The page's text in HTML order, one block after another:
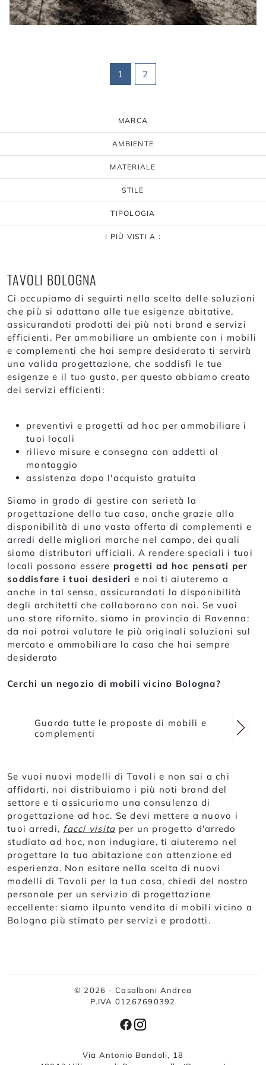
MARCA
AMBIENTE
MATERIALE
STILE
TIPOLOGIA
I PIÙ VISTI A :
1 2
TAVOLI BOLOGNA
Ci occupiamo di seguirti nella scelta delle soluzioni
che più si adattano alle tue esigenze abitative,
assicurandoti prodotti dei più noti brand e servizi
efficienti. Per ammobiliare un ambiente con i mobili
e complementi che hai sempre desiderato ti servirà
una valida progettazione, che soddisfi le tue
esigenze e il tuo gusto, per questo abbiamo creato
dei servizi efficienti:
preventivi e progetti ad hoc per ammobiliare i
tuoi locali
rilievo misure e consegna con addetti al
montaggio
assistenza dopo l'acquisto gratuita
Siamo in grado di gestire con serietà la
progettazione della tua casa, anche grazie alla
disponibilità di una vasta offerta di complementi e
arredi delle migliori marche nel campo, dei quali
siamo distributori ufficiali. A rendere speciali i tuoi
locali possono essere progetti ad hoc pensati per
soddisfare i tuoi desideri e noi ti aiuteremo a
anche in tal senso, assicurandoti la disponibilità
degli architetti che collaborano con noi. Se vuoi
uno store rifornito, siamo in provincia di Ravenna:
da noi potrai valutare le più originali soluzioni sul
mercato e ammobiliare la casa che hai sempre
desiderato
Cerchi un negozio di mobili vicino Bologna?
Guarda tutte le proposte di mobili e
complementi
Se vuoi nuovi modelli di Tavoli e non sai a chi
affidarti, noi distribuiamo i più noti brand del
settore e ti assicuriamo una consulenza di
progettazione ad hoc. Se devi mettere a nuovo i
tuoi arredi, facci visita per un progetto d'arredo
studiato ad hoc, non indugiare, ti aiuteremo nel
progettare la tua abitazione con attenzione ed
esperienza. Non esitare nella scelta di nuovi
modelli di Tavoli per la tua casa, chiedi del nostro
personale per un servizio di progettazione
eccellente: siamo ilpunto vendita di mobili vicino a
Bologna più stimato per servizi e prodotti.
© 2026 - Casalboni Andrea
P.IVA 01267690392
Via Antonio Bandoli, 18